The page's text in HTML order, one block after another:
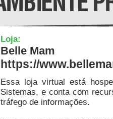
Loja:
Belle Mam
https://
Essa loja virtual está
Sistemas, e conta com
tráfego de informações.